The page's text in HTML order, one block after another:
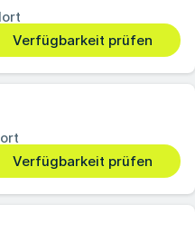
Verfügbarkeit prüfen
Verfügbarkeit prüfen